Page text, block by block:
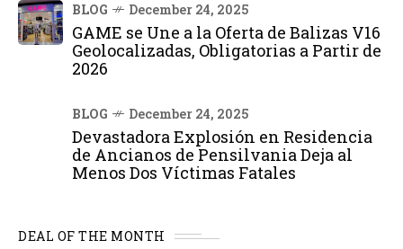
BLOG December 24, 2025
GAME se Une a la Oferta de Balizas V16
Geolocalizadas, Obligatorias a Partir de
2026
BLOG December 24, 2025
Devastadora Explosión en Residencia
de Ancianos de Pensilvania Deja al
Menos Dos Víctimas Fatales
DEAL OF THE MONTH